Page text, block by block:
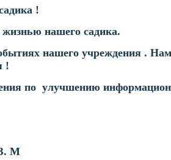
!
нашего садика.
нашего учреждения .
!
по улучшению
М